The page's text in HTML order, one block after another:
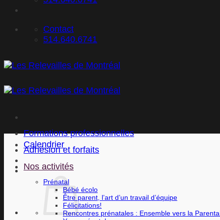
Contact
514.640.6741
Formations professionnelles
Adhésion et forfaits
Calendrier
Nos activités
Prénatal
Bébé écolo
Être parent, l’art d’un travail d’équipe
Félicitations!
Rencontres prénatales : Ensemble vers la